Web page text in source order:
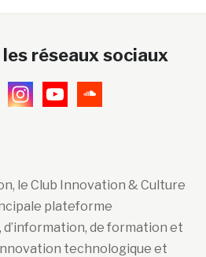
réseaux sociaux
le Club Innovation & Culture
plateforme
de formation et
technologique et